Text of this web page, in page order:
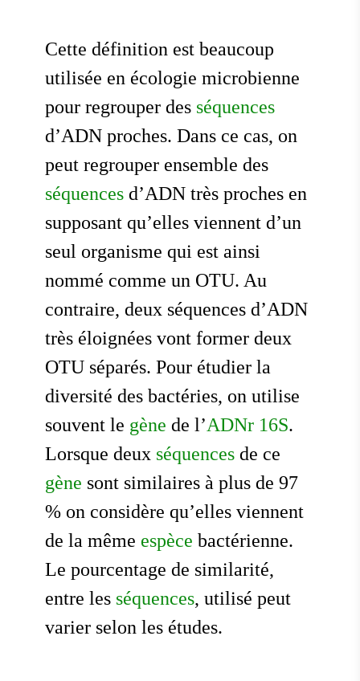
Cette définition est beaucoup
utilisée en écologie microbienne
pour regrouper des séquences
d’ADN proches. Dans ce cas, on
peut regrouper ensemble des
séquences d’ADN très proches en
supposant qu’elles viennent d’un
seul organisme qui est ainsi
nommé comme un OTU. Au
contraire, deux séquences d’ADN
très éloignées vont former deux
OTU séparés. Pour étudier la
diversité des bactéries, on utilise
souvent le gène de l’ADNr 16S.
Lorsque deux séquences de ce
gène sont similaires à plus de 97
% on considère qu’elles viennent
de la même espèce bactérienne.
Le pourcentage de similarité,
entre les séquences, utilisé peut
varier selon les études.